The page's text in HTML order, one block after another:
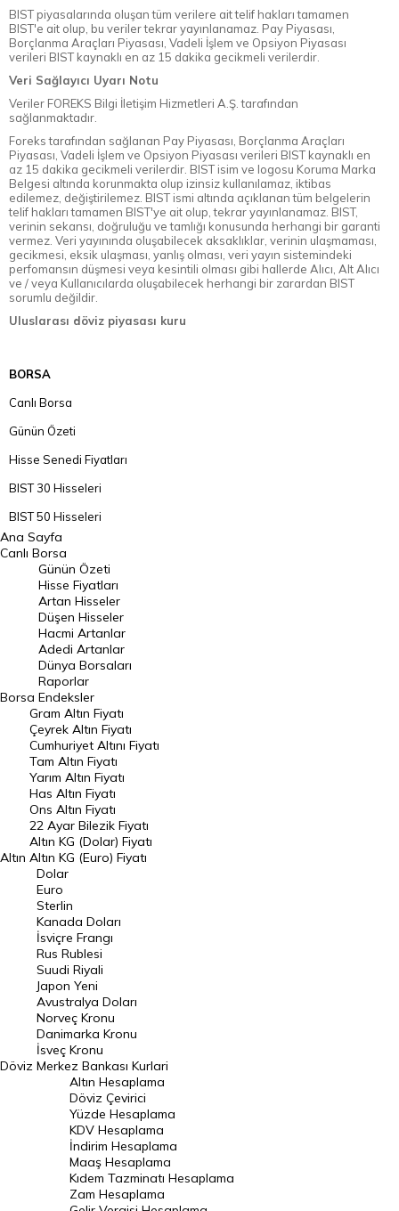
BIST piyasalarında oluşan tüm verilere ait telif hakları tamamen
BIST'e ait olup, bu veriler tekrar yayınlanamaz. Pay Piyasası,
Borçlanma Araçları Piyasası, Vadeli İşlem ve Opsiyon Piyasası
verileri BIST kaynaklı en az 15 dakika gecikmeli verilerdir.
Veri Sağlayıcı Uyarı Notu
Veriler FOREKS Bilgi İletişim Hizmetleri A.Ş. tarafından
sağlanmaktadır.
Foreks tarafından sağlanan Pay Piyasası, Borçlanma Araçları
Piyasası, Vadeli İşlem ve Opsiyon Piyasası verileri BIST kaynaklı en
az 15 dakika gecikmeli verilerdir. BIST isim ve logosu Koruma Marka
Belgesi altında korunmakta olup izinsiz kullanılamaz, iktibas
edilemez, değiştirilemez. BIST ismi altında açıklanan tüm belgelerin
telif hakları tamamen BIST'ye ait olup, tekrar yayınlanamaz. BIST,
verinin sekansı, doğruluğu ve tamlığı konusunda herhangi bir garanti
vermez. Veri yayınında oluşabilecek aksaklıklar, verinin ulaşmaması,
gecikmesi, eksik ulaşması, yanlış olması, veri yayın sistemindeki
perfomansın düşmesi veya kesintili olması gibi hallerde Alıcı, Alt Alıcı
ve / veya Kullanıcılarda oluşabilecek herhangi bir zarardan BIST
sorumlu değildir.
Uluslarası döviz piyasası kuru
BORSA
Canlı Borsa
Günün Özeti
Hisse Senedi Fiyatları
BIST 30 Hisseleri
BIST 50 Hisseleri
BIST 100 Hisseleri
En Çok Artan Hisseler
En Çok Düşen Hisseler
Hacmi Artanlar
Geçmiş Kapanışlar
Dünya Borsaları
Raporlar
Endeksler
DÖVİZ
Döviz Kuru
Dolar Kuru
Euro Kuru
Pound Kuru
Frank Kuru
Riyal Kuru
Avustralya Doları
Danimarka Kronu Kuru
Kanada Doları Kuru
Norveç Kronu Kuru
İsveç Kronu Kuru
Japon Yeni Kuru
Serbest Piyasa Döviz Kurları
Merkez Bankası Döviz Kurları
Ana Sayfa
Canlı Borsa
Borsa
Günün Özeti
Hisse Fiyatları
Artan Hisseler
Düşen Hisseler
Hacmi Artanlar
Adedi Artanlar
Dünya Borsaları
Raporlar
Endeksler
Altın
Gram Altın Fiyatı
Çeyrek Altın Fiyatı
Cumhuriyet Altını Fiyatı
Tam Altın Fiyatı
Yarım Altın Fiyatı
Has Altın Fiyatı
Ons Altın Fiyatı
22 Ayar Bilezik Fiyatı
Altın KG (Dolar) Fiyatı
Altın KG (Euro) Fiyatı
Döviz
Dolar
Euro
Sterlin
Kanada Doları
İsviçre Frangı
Rus Rublesi
Suudi Riyali
Japon Yeni
Avustralya Doları
Norveç Kronu
Danimarka Kronu
İsveç Kronu
Merkez Bankası Kurlari
Altın Hesaplama
Döviz Çevirici
Yüzde Hesaplama
KDV Hesaplama
İndirim Hesaplama
Maaş Hesaplama
Kıdem Tazminatı Hesaplama
Zam Hesaplama